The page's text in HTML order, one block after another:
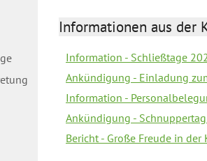
Informationen aus der
Information - Schließtage
Ankündigung - Einladung
Information -
Ankündigung -
Bericht - Große Freude in der